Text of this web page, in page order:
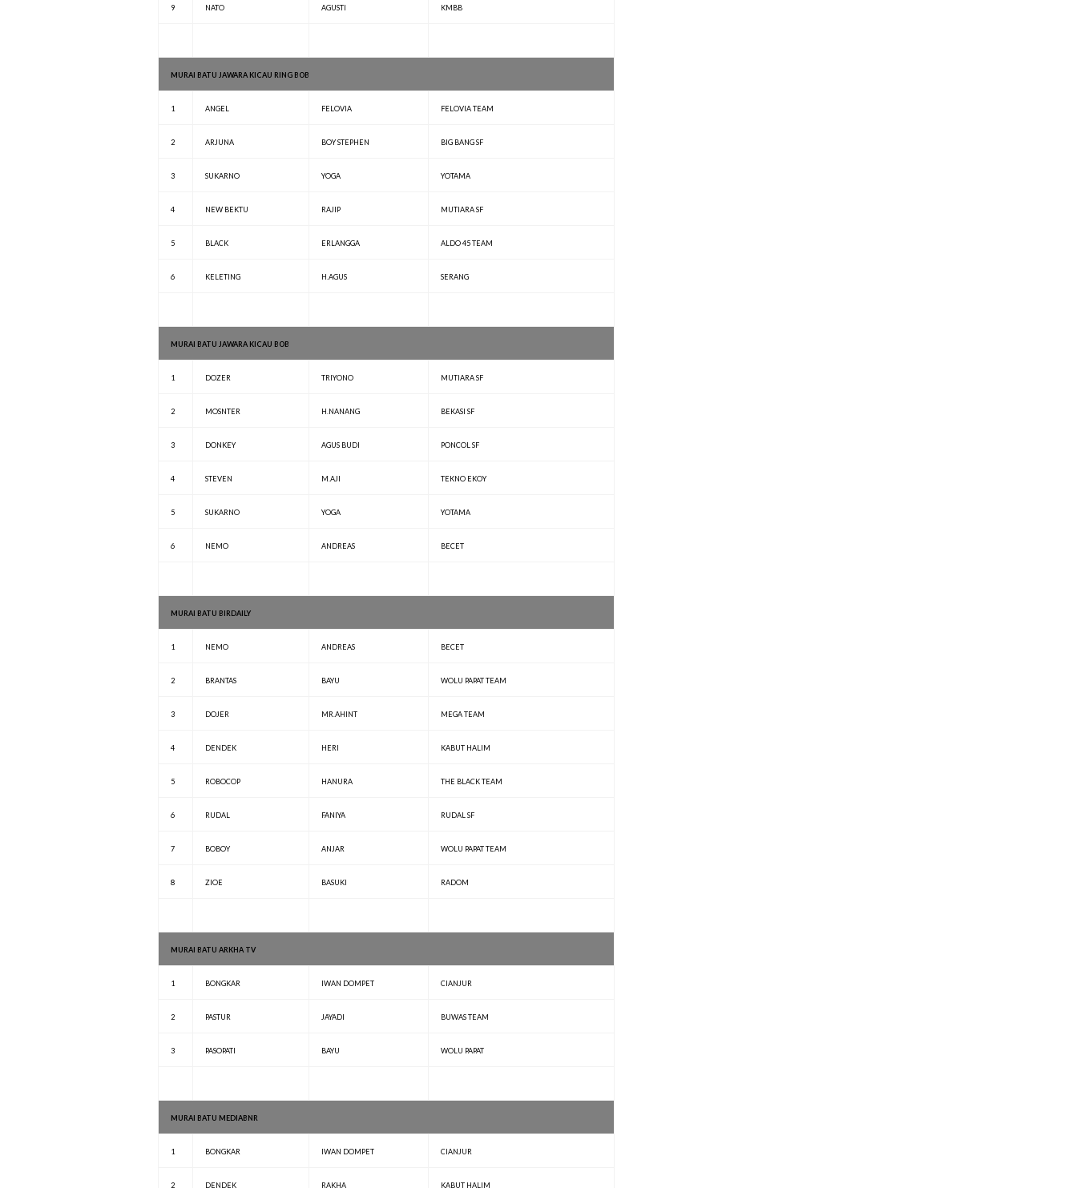
9 NATO AGUSTI KMBB
MURAI BATU JAWARA KICAU RING BOB
1 ANGEL FELOVIA FELOVIA TEAM
2 ARJUNA BOY STEPHEN BIG BANG SF
3 SUKARNO YOGA YOTAMA
4 NEW BEKTU RAJIP MUTIARA SF
5 BLACK ERLANGGA ALDO 45 TEAM
6 KELETING H.AGUS SERANG
MURAI BATU JAWARA KICAU BOB
1 DOZER TRIYONO MUTIARA SF
2 MOSNTER H.NANANG BEKASI SF
3 DONKEY AGUS BUDI PONCOL SF
4 STEVEN M.AJI TEKNO EKOY
5 SUKARNO YOGA YOTAMA
6 NEMO ANDREAS BECET
MURAI BATU BIRDAILY
1 NEMO ANDREAS BECET
2 BRANTAS BAYU WOLU PAPAT TEAM
3 DOJER MR.AHINT MEGA TEAM
4 DENDEK HERI KABUT HALIM
5 ROBOCOP HANURA THE BLACK TEAM
6 RUDAL FANIYA RUDAL SF
7 BOBOY ANJAR WOLU PAPAT TEAM
8 ZIOE BASUKI RADOM
MURAI BATU ARKHA TV
1 BONGKAR IWAN DOMPET CIANJUR
2 PASTUR JAYADI BUWAS TEAM
3 PASOPATI BAYU WOLU PAPAT
MURAI BATU MEDIABNR
1 BONGKAR IWAN DOMPET CIANJUR
2 DENDEK RAKHA KABUT HALIM